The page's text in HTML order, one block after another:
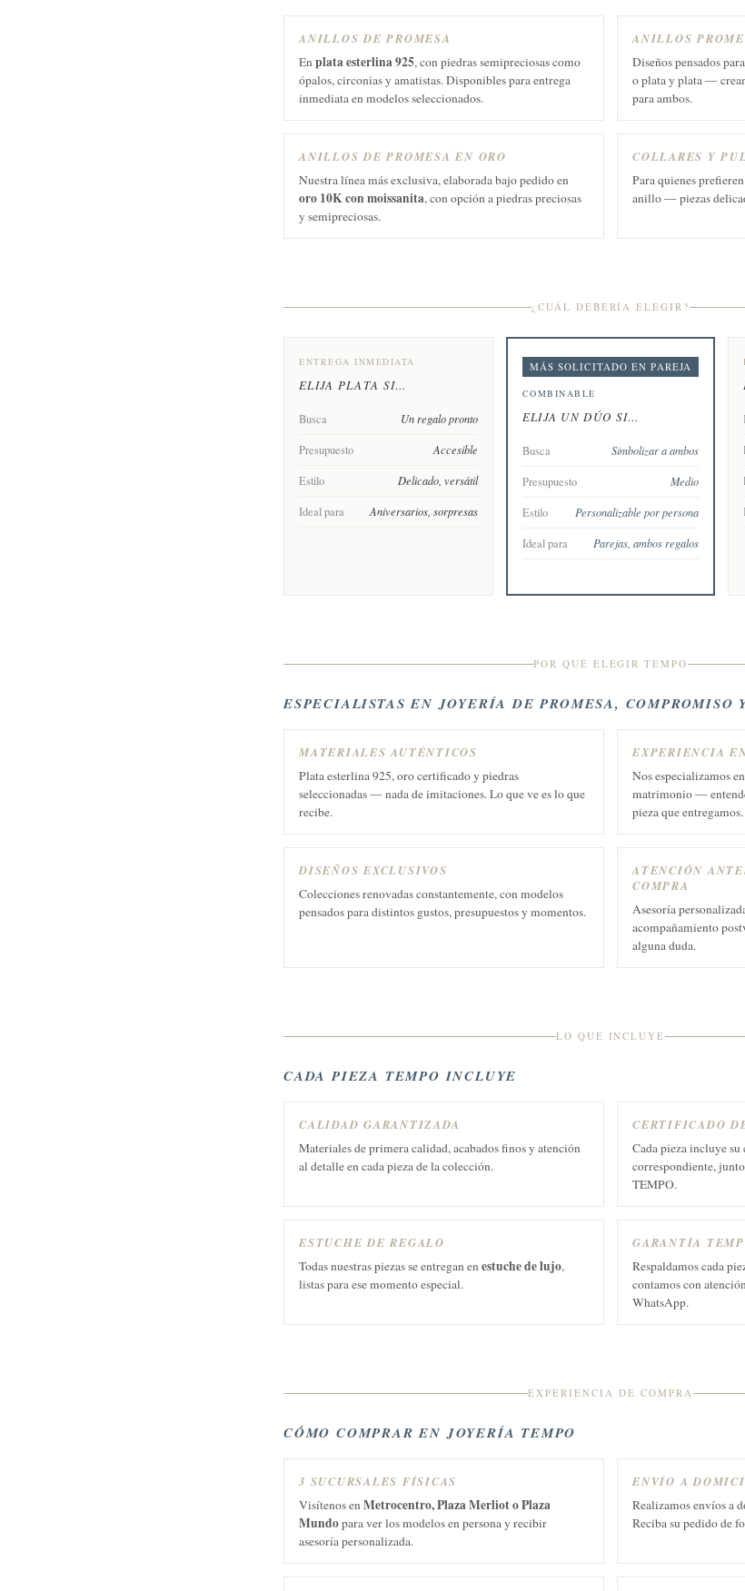
ANILLOS DE PROMESA
Enplata esterlina 925, con piedras semipreciosas como
ópalos, circonias y amatistas. Disponibles para entrega
inmediata en modelos seleccionados.
ANILLOS
Diseños pensados
o plata y plata —
para ambos.
ANILLOS DE PROMESA EN ORO
Nuestra línea más exclusiva, elaborada bajo pedido en
oro 10K con moissanita, con opción a piedras preciosas
y semipreciosas.
COLLARES Y
Para quienes
anillo — piezas
¿CUÁL DEBERÍA ELEGIR?
ENTREGA INMEDIATA
ELIJA PLATA SI…
Busca Un regalo pronto
Presupuesto Accesible
Estilo Delicado, versátil
Ideal para Aniversarios, sorpresas
MÁS SOLICITADO EN PAREJA
COMBINABLE
ELIJA UN DÚO SI…
Busca Simbolizar a ambos
Presupuesto Medio
Estilo Personalizable por persona
Ideal para Parejas, ambos regalos
POR QUÉ ELEGIR TEMPO
ESPECIALISTAS EN JOYERÍA DE PROMESA, COMPROMISO
MATERIALES AUTÉNTICOS
Plata esterlina 925, oro certificado y piedras
seleccionadas — nada de imitaciones. Lo que ve es lo que
recibe.
EXPERIENCIA
Nos especializamos
matrimonio —
pieza que entregamos.
DISEÑOS EXCLUSIVOS
Colecciones renovadas constantemente, con modelos
pensados para distintos gustos, presupuestos y momentos.
ATENCIÓN
COMPRA
Asesoría
acompañamiento
alguna duda.
LO QUE INCLUYE
CADA PIEZA TEMPO INCLUYE
CALIDAD GARANTIZADA
Materiales de primera calidad, acabados finos y atención
al detalle en cada pieza de la colección.
CERTIFICADO
Cada pieza incluye
correspondiente,
TEMPO.
ESTUCHE DE REGALO
Todas nuestras piezas se entregan enestuche de lujo,
listas para ese momento especial.
GARANTÍA
Respaldamos cada
contamos con
WhatsApp.
EXPERIENCIA DE COMPRA
CÓMO COMPRAR EN JOYERÍA TEMPO
3 SUCURSALES FÍSICAS
Visítenos enMetrocentro, Plaza Merliot o Plaza
Mundopara ver los modelos en persona y recibir
asesoría personalizada.
ENVÍO A
Realizamos envíos a
Reciba su pedido de